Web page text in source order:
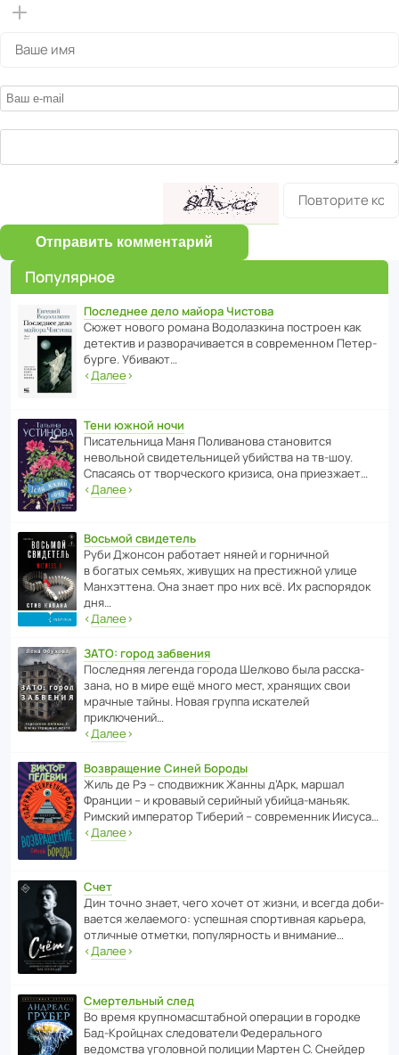
Отправить комментарий
Популярное
Последнее дело майора Чистова
Сюжет нового романа Водо­ла­з­кина пост­роен как
дете­ктив и разво­ра­чи­ва­ется в совре­менном Пете­р­
бурге. Убивают…
‹Далее›
Тени южной ночи
Писа­тель­ница Маня Поли­ва­нова стано­вится
невольной свиде­тель­ницей убийства на тв-шоу.
Спасаясь от твор­че­с­кого кризиса, она приезжает…
‹Далее›
Восьмой свидетель
Руби Джонсон рабо­тает няней и горни­чной
в богатых семьях, живущих на прес­ти­жной улице
Манх­эт­тена. Она знает про них всё. Их распо­рядок
дня…
‹Далее›
ЗАТО: город забвения
После­дняя легенда города Шелково была расска­
зана, но в мире ещё много мест, хранящих свои
мрачные тайны. Новая группа иска­телей
приключений…
‹Далее›
Возвращение Синей Бороды
Жиль де Рэ – спод­ви­жник Жанны д’Арк, маршал
Франции – и кровавый серийный убийца-маньяк.
Римский импе­ратор Тиберий – совре­менник Иисуса…
‹Далее›
Счет
Дин точно знает, чего хочет от жизни, и всегда доби­
ва­ется жела­е­мого: успе­шная спор­ти­вная карьера,
отли­чные отметки, попу­ля­р­ность и внимание…
‹Далее›
Смертельный след
Во время круп­но­мас­ш­та­бной операции в городке
Бад‑Крой­цнах следо­ва­тели Феде­раль­ного
ведомства уголо­вной полиции Мартен С. Снейдер